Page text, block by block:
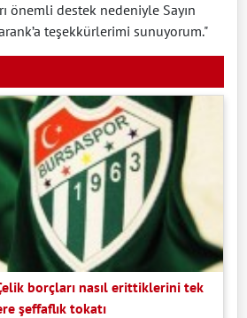
önemli destek nedeniyle Sayın
teşekkürlerimi sunuyorum."
borçları nasıl erittiklerini tek
şeffaflık tokatı